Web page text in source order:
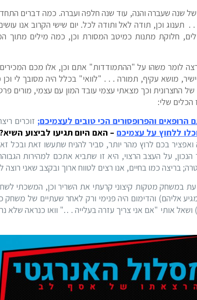
של שנה שעברה והנה, עוד שנה חלפה ועברה. כמה דברים
תענוג וכן, תודה לאל ותודה לכל. יום שישי הקרוב אנו
מילים, חלוקת מתנות כמיטב המסורת וכן, כמה מילים מתוך
לומר משהו על "ההתמודדות" אתם וכן, אלו מכם המכירים
מושא עקיף, תמורה . . . "לוואי" בכלל היה מסובך לי
הכלים שלי:
הרופאים והפרופסורים הכי טובים לעצמיכם; זוכרים
ללחוץ על עצמיכם – האם היום תגיעו לביצוע השיא?
ואפציר בכם לרוץ מהר יותר, סביר להניח שתעשו זאת
על העצב הרצוי, היא זו שתביא אתכם למהירות
בריצה כמו בחיים, אנו רצים לטווח ארוך ובקצב שאני רוצה
במשחק מטקות קיצוני קרעתי את השריר וכן, המשכתי
אליהם) והדימום היה פנימי ורק לאחר שעתיים של משחק
(28 לערך נראה לי) ושאל אותי "אם אני צריך עזרה בעלייה . . ." וואו